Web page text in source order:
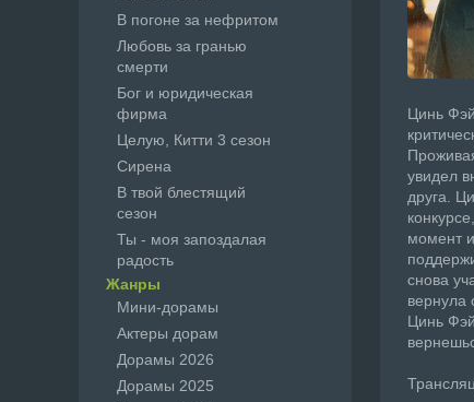
Цинь
увидел
друга.
момент
снова
вернула
Цинь
В погоне за нефритом
Любовь за гранью
смерти
Бог и юридическая
фирма
Целую, Китти 3 сезон
Сирена
В твой блестящий
сезон
Ты - моя запоздалая
радость
Жанры
Мини-дорамы
Актеры дорам
Дорамы 2026
Дорамы 2025